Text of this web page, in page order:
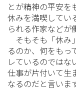
とが精神の平安を
休みを満喫してい
られる作家などが
そもそも「休み
るのか、何をもっ
レているのではな
仕事が片付いて生
なるのだと言いま